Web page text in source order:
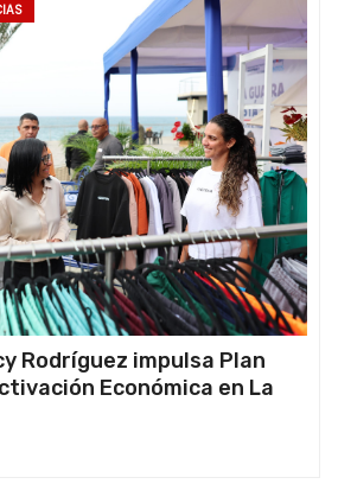
Rodríguez impulsa Plan
Económica en La